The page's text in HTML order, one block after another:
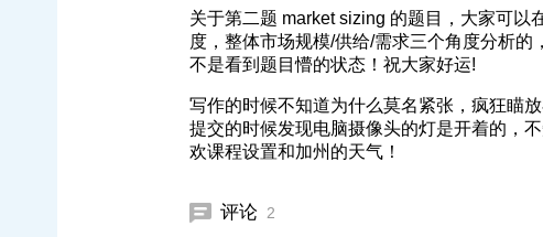
关于第二题 market sizing 的题目，大家可以
度，整体市场规模/供给/需求三个角度分析
不是看到题目懵的状态！祝大家好运!
写作的时候不知道为什么莫名紧张，疯狂瞄
提交的时候发现电脑摄像头的灯是开着的，
欢课程设置和加州的天气！
评论 2